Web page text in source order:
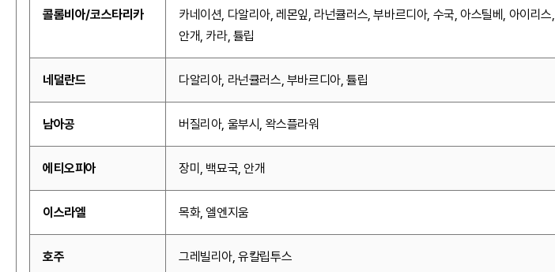
콜롬비아/코스타리카
카네이션, 다알리아, 레몬잎, 라넌큘러스, 부바르디아, 수국, 아스틸베, 아이리스,
안개, 카라, 튤립
네덜란드 다알리아, 라넌큘러스, 부바르디아, 튤립
남아공 버질리아, 울부시, 왁스플라워
에티오피아 장미, 백묘국, 안개
이스라엘 목화, 엘엔지움
호주 그레빌리아, 유칼립투스